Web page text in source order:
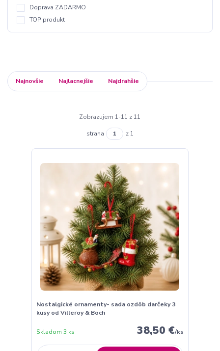
Doprava ZADARMO
TOP produkt
Najnovšie Najlacnejšie Najdrahšie
Zobrazujem 1-11 z 11
strana z 1
Nostalgické ornamenty- sada ozdôb darčeky 3
kusy od Villeroy & Boch
38,50 €/ks
Skladom 3 ks